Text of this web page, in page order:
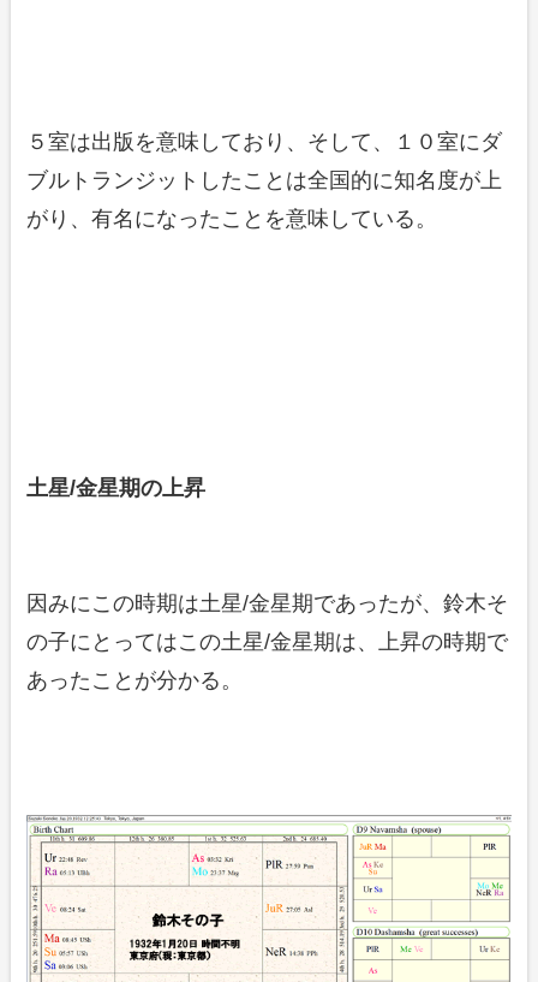
５室は出版を意味しており、そして、１０室にダ
ブルトランジットしたことは全国的に知名度が上
がり、有名になったことを意味している。
土星/金星期の上昇
因みにこの時期は土星/金星期であったが、鈴木そ
の子にとってはこの土星/金星期は、上昇の時期で
あったことが分かる。